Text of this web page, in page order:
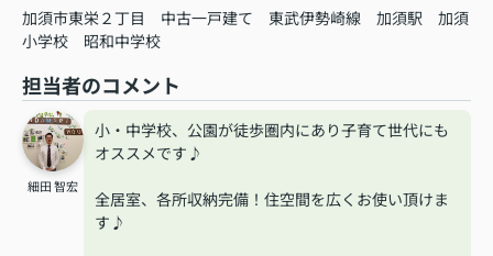
加須市東栄２丁目 中古一戸建て 東武伊勢崎線 加須駅
加須
小学校
昭和中学校
担当者のコメント
細田 智宏
小・中学校、公園が徒歩圏内にあり子育て世代にも
オススメです♪
全居室、各所収納完備！住空間を広くお使い頂けま
す♪